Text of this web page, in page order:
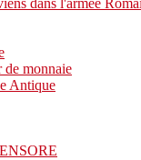
de monnaie
Antique